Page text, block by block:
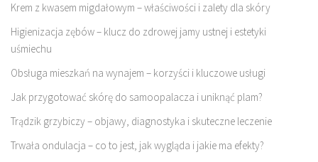
Krem z kwasem migdałowym – właściwości i zalety dla skóry
Higienizacja zębów – klucz do zdrowej jamy ustnej i estetyki
uśmiechu
Obsługa mieszkań na wynajem – korzyści i kluczowe usługi
Jak przygotować skórę do samoopalacza i uniknąć plam?
Trądzik grzybiczy – objawy, diagnostyka i skuteczne leczenie
Trwała ondulacja – co to jest, jak wygląda i jakie ma efekty?